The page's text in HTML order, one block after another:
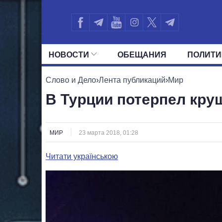
НОВОСТИ ОБЕЩАНИЯ
ВСЕ ПОЛИТИКИ ПРЕЗИДЕНТ И
Слово и Дело›Лента публикаций›Мир
В Турции потерпел
МИР 23 марта 2018, 01:28
Читати українською